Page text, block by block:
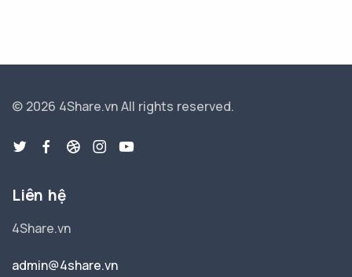
© 2026 4Share.vnAll rights reserved.
Liên hệ
4Share.vn
admin@4share.vn